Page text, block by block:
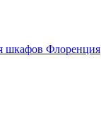
шкафов Флоренция